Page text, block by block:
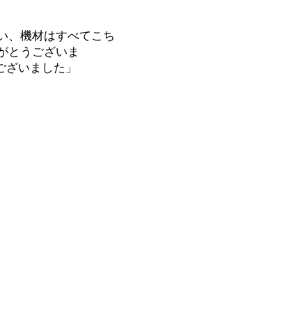
、機材はすべてこち
とうございま
いました」